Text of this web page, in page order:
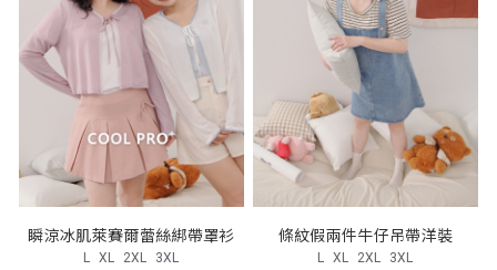
瞬涼冰肌萊賽爾蕾絲綁帶罩衫
L XL 2XL 3XL
條紋假兩件牛仔吊帶洋裝
L XL 2XL 3XL